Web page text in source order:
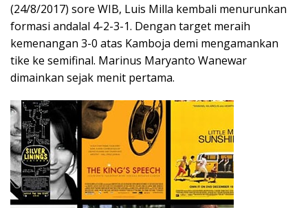
(24/8/2017) sore WIB, Luis Milla kembali menurunkan
formasi andalal 4-2-3-1. Dengan target meraih
kemenangan 3-0 atas Kamboja demi mengamankan
tike ke semifinal. Marinus Maryanto Wanewar
dimainkan sejak menit pertama.